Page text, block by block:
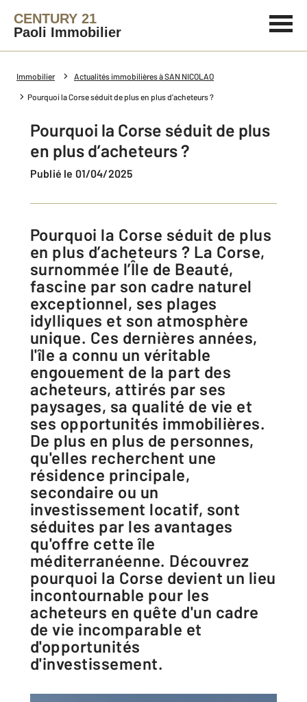
CENTURY 21
Paoli Immobilier
Immobilier Actualités immobilières à SAN NICOLAO
Pourquoi la Corse séduit de plus en plus d’acheteurs ?
Pourquoi la Corse séduit de plus
en plus d’acheteurs ?
Publié le 01/04/2025
Pourquoi la Corse séduit de plus
en plus d’acheteurs ? La Corse,
surnommée l’Île de Beauté,
fascine par son cadre naturel
exceptionnel, ses plages
idylliques et son atmosphère
unique. Ces dernières années,
l'île a connu un véritable
engouement de la part des
acheteurs, attirés par ses
paysages, sa qualité de vie et
ses opportunités immobilières.
De plus en plus de personnes,
qu'elles recherchent une
résidence principale,
secondaire ou un
investissement locatif, sont
séduites par les avantages
qu'offre cette île
méditerranéenne. Découvrez
pourquoi la Corse devient un lieu
incontournable pour les
acheteurs en quête d'un cadre
de vie incomparable et
d'opportunités
d'investissement.